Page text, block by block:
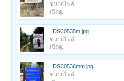
ขนาดไฟล์:
เปิดดู:
_DSC0535m.jpg
ขนาดไฟล์:
เปิดดู:
_DSC0536mm.jpg
ขนาดไฟล์: